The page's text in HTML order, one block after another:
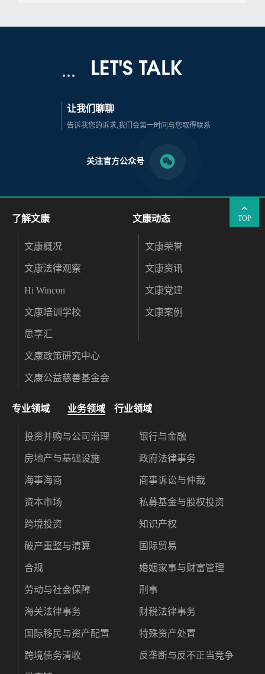
LET'S TALK
让我们聊聊
告诉我您的诉求,我们会第一时间与您取得联系
关注官方公众号
TOP
了解文康
文康概况
文康法律观察
Hi Wincon
文康培训学校
思享汇
文康政策研究中心
文康公益慈善基金会
专业领域 业务领域 行业领域
投资并购与公司治理 银行与金融
房地产与基础设施 政府法律事务
海事海商 商事诉讼与仲裁
资本市场 私募基金与股权投资
跨境投资 知识产权
破产重整与清算 国际贸易
合规 婚姻家事与财富管理
劳动与社会保障 刑事
海关法律事务 财税法律事务
国际移民与资产配置 特殊资产处置
跨境债务清收 反垄断与反不正当竞争
文康动态
文康荣誉
文康资讯
文康党建
文康案例